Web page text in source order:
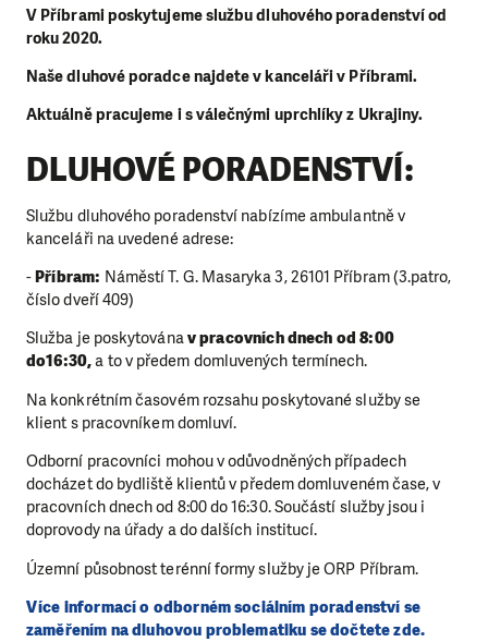
V Příbrami poskytujeme službu dluhového poradenství od
roku 2020.
Naše dluhové poradce najdete v kanceláři v Příbrami.
Aktuálně pracujeme i s válečnými uprchlíky z Ukrajiny.
DLUHOVÉ PORADENSTVÍ:
Službu dluhového poradenství nabízíme ambulantně v
kanceláři na uvedené adrese:
-Příbram: Náměstí T. G. Masaryka 3, 26101 Příbram (3.patro,
číslo dveří 409)
Služba je poskytovánav pracovních dnech od 8:00
do16:30,a to v předem domluvených termínech.
Na konkrétním časovém rozsahu poskytované služby se
klient s pracovníkem domluví.
Odborní pracovníci mohou v odůvodněných případech
docházet do bydliště klientů v předem domluveném čase, v
pracovních dnech od 8:00 do 16:30. Součástí služby jsou i
doprovody na úřady a do dalších institucí.
Územní působnost terénní formy služby je ORP Příbram.
Více informací o odborném sociálním poradenství se
zaměřením na dluhovou problematiku se dočtete zde.